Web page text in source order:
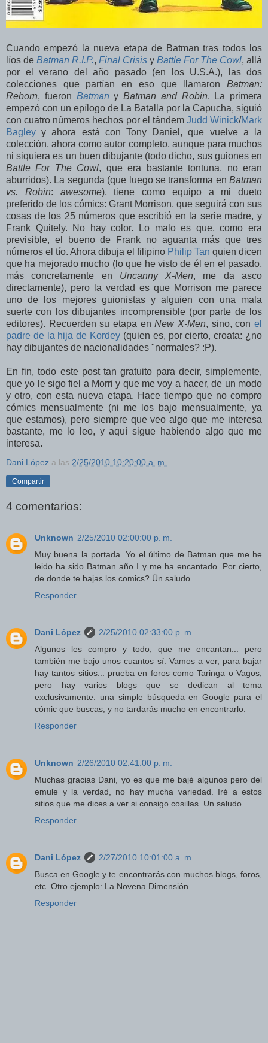
Cuando empezó la nueva etapa de Batman tras todos los
líos de Batman R.I.P., Final Crisis y Battle For The Cowl, allá
por el verano del año pasado (en los U.S.A.), las dos
colecciones que partían en eso que llamaron Batman:
Reborn, fueron Batman y Batman and Robin. La primera
empezó con un epílogo de La Batalla por la Capucha, siguió
con cuatro números hechos por el tándem Judd Winick/Mark
Bagley y ahora está con Tony Daniel, que vuelve a la
colección, ahora como autor completo, aunque para muchos
ni siquiera es un buen dibujante (todo dicho, sus guiones en
Battle For The Cowl, que era bastante tontuna, no eran
aburridos). La segunda (que luego se transforma en Batman
vs. Robin: awesome), tiene como equipo a mi dueto
preferido de los cómics: Grant Morrison, que seguirá con sus
cosas de los 25 números que escribió en la serie madre, y
Frank Quitely. No hay color. Lo malo es que, como era
previsible, el bueno de Frank no aguanta más que tres
números el tío. Ahora dibuja el filipino Philip Tan quien dicen
que ha mejorado mucho (lo que he visto de él en el pasado,
más concretamente en Uncanny X-Men, me da asco
directamente), pero la verdad es que Morrison me parece
uno de los mejores guionistas y alguien con una mala
suerte con los dibujantes incomprensible (por parte de los
editores). Recuerden su etapa enNew X-Men, sino, conel
padre de la hija de Kordey (quien es, por cierto, croata: ¿no
hay dibujantes de nacionalidades "normales? :P).
En fin, todo este post tan gratuito para decir, simplemente,
que yo le sigo fiel a Morri y que me voy a hacer, de un modo
y otro, con esta nueva etapa. Hace tiempo que no compro
cómics mensualmente (ni me los bajo mensualmente, ya
que estamos), pero siempre que veo algo que me interesa
bastante, me lo leo, y aquí sigue habiendo algo que me
interesa.
Dani López a las 2/25/2010 10:20:00 a. m.
Compartir
4 comentarios:
Unknown 2/25/2010 02:00:00 p. m.
Muy buena la portada. Yo el último de Batman que me he
leido ha sido Batman año I y me ha encantado. Por cierto,
de donde te bajas los comics? Ûn saludo
Responder
Dani López
2/25/2010 02:33:00 p. m.
Algunos les compro y todo, que me encantan... pero
también me bajo unos cuantos sí. Vamos a ver, para bajar
hay tantos sitios... prueba en foros como Taringa o Vagos,
pero hay varios blogs que se dedican al tema
exclusivamente: una simple búsqueda en Google para el
cómic que buscas, y no tardarás mucho en encontrarlo.
Responder
Unknown 2/26/2010 02:41:00 p. m.
Muchas gracias Dani, yo es que me bajé algunos pero del
emule y la verdad, no hay mucha variedad. Iré a estos
sitios que me dices a ver si consigo cosillas. Un saludo
Responder
Dani López
2/27/2010 10:01:00 a. m.
Busca en Google y te encontrarás con muchos blogs, foros,
etc. Otro ejemplo: La Novena Dimensión.
Responder